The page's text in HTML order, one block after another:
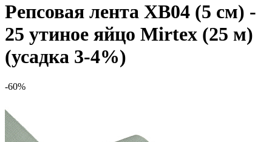
Репсовая лента XB04 (5 см) -
25 утиное яйцо Mirtex (25 м)
(усадка 3-4%)
-60%